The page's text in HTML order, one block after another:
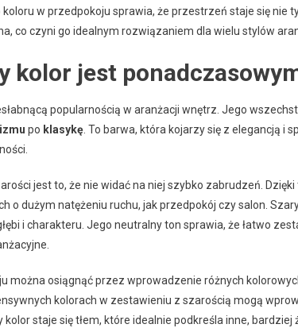
koloru w przedpokoju sprawia, że przestrzeń staje się nie
co czyni go idealnym rozwiązaniem dla wielu stylów
kolor jest
popularnością w aranżacji wnętrz. Jego
po klasykę . To barwa, która kojarzy się z elegancją i
jest to, że nie widać na niej szybko zabrudzeń.
o dużym natężeniu ruchu, jak przedpokój czy salon.
i charakteru. Jego neutralny ton sprawia, że łatwo
można osiągnąć przez wprowadzenie różnych
kolorach w zestawieniu z szarością mogą
staje się tłem, które idealnie podkreśla inne, bardziej